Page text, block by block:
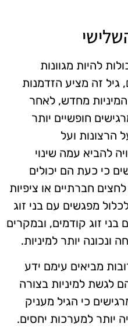
להיות מגוונות
גיל זה מציע הזדמנות
מחדש, לאחר
חופשיים יותר
הרצונות ועל
להביא עמה שינוי
כי כעת הם יכולים
חברתיים או ציפיות
מפגשים עם בני זוג
זוג קודמים, ובמקרים
ונכונה יותר למיניות.
מביאים עימם ידע
לגשת למיניות בצורה
כי הגיל מעניק
יותר למערכות יחסים.